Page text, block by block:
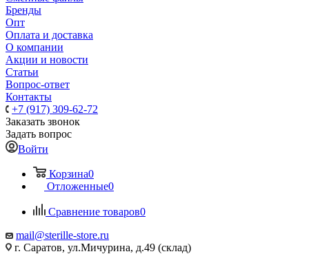
Бренды
Опт
Оплата и доставка
О компании
Акции и новости
Статьи
Вопрос-ответ
Контакты
+7 (917) 309-62-72
Заказать звонок
Задать вопрос
Войти
Корзина0
Отложенные0
Сравнение товаров0
mail@sterille-store.ru
г. Саратов, ул.Мичурина, д.49 (склад)